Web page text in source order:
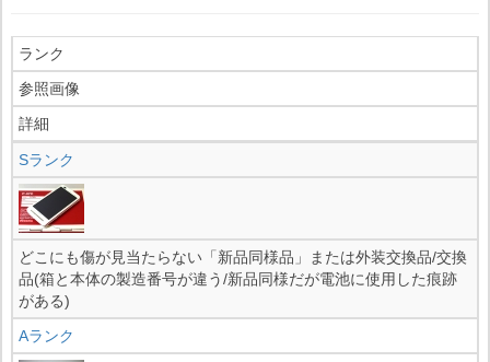
ランク
参照画像
詳細
Sランク
どこにも傷が見当たらない「新品同様品」または外装交換品/交換
品(箱と本体の製造番号が違う/新品同様だが電池に使用した痕跡
がある)
Aランク